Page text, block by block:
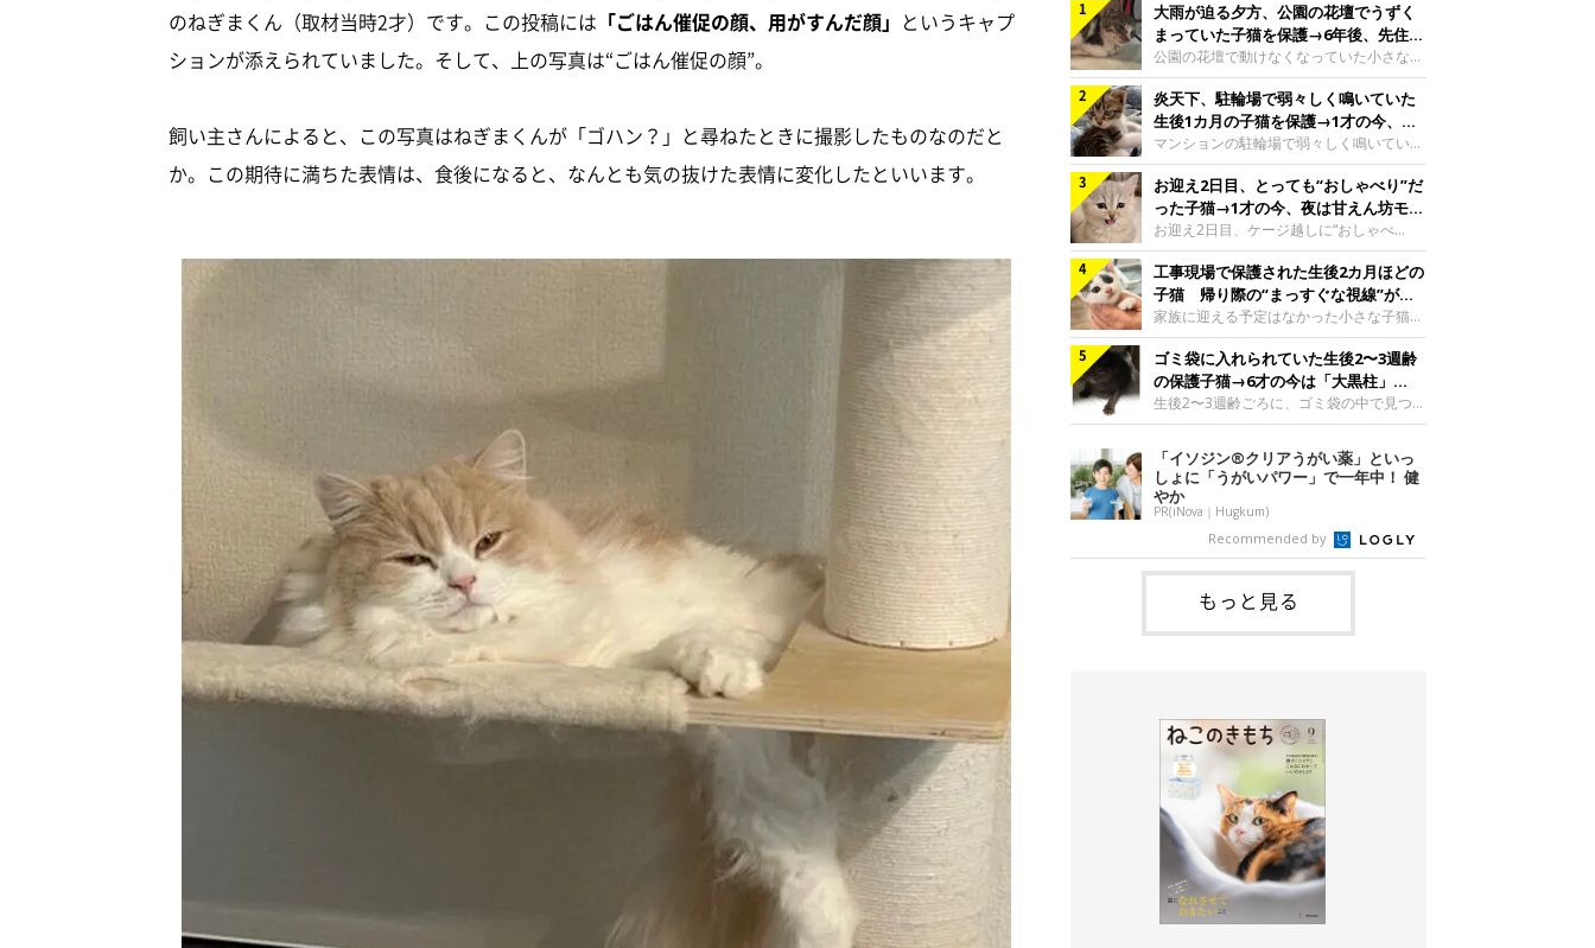
のねぎまくん（取材当時2才）です。この投稿には 「ごはん催促の顔、用がすんだ顔」 というキャプ
ションが添えられていました。そして、上の写真は“ごはん催促の顔”。
飼い主さんによると、この写真はねぎまくんが「ゴハン？」と尋ねたときに撮影したものなのだと
か。この期待に満ちた表情は、食後になると、なんとも気の抜けた表情に変化したといいます。
大雨が迫る夕方、公園の花壇でうずく
まっていた子猫を保護→6年後、先住猫
と“姉妹”のような関係に
公園の花壇で動けなくなっていた小さな子
猫。家族に迎えられてから6年、先住猫と
の間には深い絆が育まれていました。保護
当時のティダちゃん。
@muumuu62197189紹介するのは、
X（旧Twitter）ユーザー
@muumuu62197189さんの愛猫・ティダ
ちゃん（取材時6才）の成長記録です。こ
ちらは、生後3カ月ごろのティダちゃん。
飼い主さんが出会ったのは、夜から大雨に
なると予報されていた日の夕方でした。花
壇で動けずにいた子猫保護したばかりのテ
ィダちゃん。@muumuu62197189飼い主
さんは、公園の
炎天下、駐輪場で弱々しく鳴いていた
生後1カ月の子猫を保護→1才の今、筋
肉質でツンデレなコに成長
マンションの駐輪場で弱々しく鳴いてい
た、生後1カ月ほどの子猫。家族に迎えら
れてから1年、体も行動も大きく成長しま
した。炎天下の駐輪場で鳴いていた小さな
子猫保護当時のモモちゃん。@Kingponzu
紹介するのは、X（旧Twitter）ユーザー
@Kingponzuさんの愛猫・モモちゃん（取
材時1才）の成長記録です。こちらは、モ
モちゃんが生後1カ月ごろに撮影された一
枚。飼い主さんの自宅マンションの駐輪場
で鳴いていたところを保護された当時の姿
です。子猫時代のモモちゃん。
@Kingponzuその日は気温が35℃を
お迎え2日目、とっても“おしゃべり”だ
った子猫→1才の今、夜は甘えん坊モー
ドになるコに成長！
お迎え2日目、ケージ越しに“おしゃべ
り”する姿を見せていた子猫。1才になった
今も見せる愛らしい姿にキュンとします。
お迎え2日目、ケージ越しに何かを伝える
ももちゃん“おしゃべり”なももちゃん。
@poocoonyan紹介するのは、Instagram
ユーザー@poocoonyanさんの愛猫・もも
ちゃん（取材時1才／マンチカン）です。
こちらの動画は、ももちゃんが生後2カ月
を過ぎたころ、お迎え2日目に撮影された
ため、当時はケージの中で過ごしていまし
た。鳴いてアピールするももち
工事現場で保護された生後2カ月ほどの
子猫 帰り際の“まっすぐな視線”が忘
れられず、家族の一員に
家族に迎える予定はなかった小さな子猫。
帰り際に見せた姿が、飼い主さんの心に残
りました。保護当時の夏目ちゃん。
@shibainu_rintaro紹介するのは、
Instagramユーザー@shibainu_rintaroさ
んの愛猫・夏目（なつめ）ちゃん（取材時
3才）。工事現場で親猫とはぐれたとみら
れ、保護された当時は生後2カ月ほどだっ
たといいます。新しい飼い主を探すつもり
が……保護されてケージに入っている夏目
ちゃん。@shibainu_rintaro夏目ちゃんを
保護したのは、以前、飼い主さんの愛猫・
ちくわく
ゴミ袋に入れられていた生後2〜3週齢
の保護子猫→6才の今は「大黒柱」
に！ 美しい黒猫に成長した姿にグッ
とくる
生後2〜3週齢ごろに、ゴミ袋の中で見つか
った小さな命。ミルクから育てられたその
子猫は今、家族に欠かせない存在へと成長
しました。ゴミ袋の中で見つかった、ミニ
モグラのような子猫よちよち歩きをしてい
たころの、生後2〜3週齢ごろのドンちゃ
ん。@doddou_1今回紹介するのは、
X（旧Twitter）ユーザー@doddou_1さん
の愛猫・ドンちゃん（取材時、推定6才／
本名：ドミトリー・ドンスコイ）。ドンち
ゃんは、保護猫でした。ドンちゃんが見つ
かったのは、飼い主さんの姉の勤め先の敷
「イソジン®クリアうがい薬」といっ
しょに「うがいパワー」で一年中！ 健
やか
PR(iNova｜Hugkum)
Recommended by
もっと見る